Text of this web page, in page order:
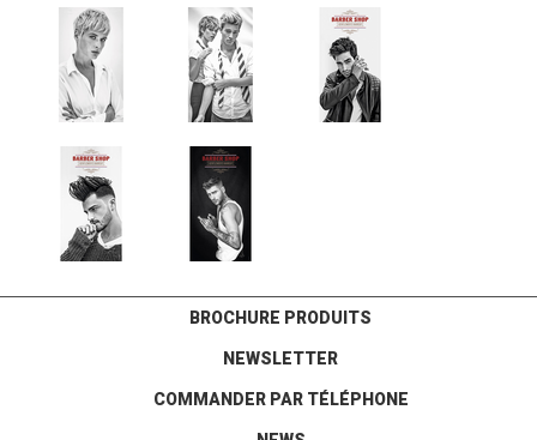
BROCHURE PRODUITS
NEWSLETTER
COMMANDER PAR TÉLÉPHONE